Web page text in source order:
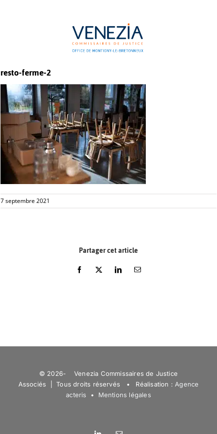
resto-ferme-2
7 septembre 2021
Partager cet article
Facebook
X LinkedInEmail
© 2026- Venezia Commissaires de Justice
Associés | Tous droits réservés • Réalisation : Agence
acteris
• Mentions légales